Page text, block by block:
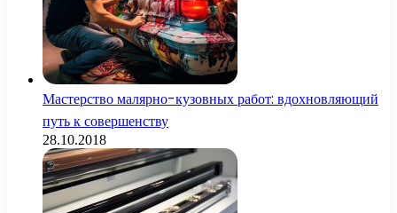
Мастерство малярно-кузовных работ: вдохновляющий
путь к совершенству
28.10.2018